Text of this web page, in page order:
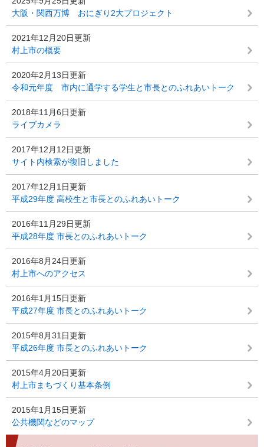
大阪・関西万博 おにぎり2大プロジェクト
2021年12月20日更新
村上市の概要
2020年2月13日更新
令和元年度 市内に通学する学生と市長とのふれあいトーク
2018年11月6日更新
ライブカメラ
2017年12月12日更新
サイト内検索が復旧しました
2017年12月1日更新
平成29年度 高校生と市長とのふれあいトーク
2016年11月29日更新
平成28年度 市長とのふれあいトーク
2016年8月24日更新
村上市へのアクセス
2016年1月15日更新
平成27年度 市長とのふれあいトーク
2015年8月31日更新
平成26年度 市長とのふれあいトーク
2015年4月20日更新
村上市まちづくり基本条例
2015年1月15日更新
公共機関などのマップ